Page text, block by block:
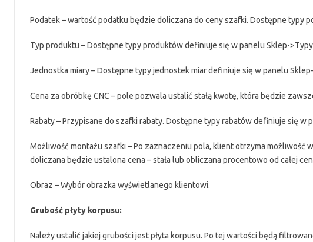
Podatek – wartość podatku będzie doliczana do ceny szafki. Dostępne typy
Typ produktu – Dostępne typy produktów definiuje się w panelu Sklep-
Jednostka miary – Dostępne typy jednostek miar definiuje się w panelu
Cena za obróbkę CNC – pole pozwala ustalić stałą kwotę, która będzie
Rabaty – Przypisane do szafki rabaty. Dostępne typy rabatów definiuje się w
Możliwość montażu szafki – Po zaznaczeniu pola, klient otrzyma
doliczana będzie ustalona cena – stała lub obliczana procentowo od całej
Obraz – Wybór obrazka wyświetlanego klientowi.
Grubość płyty korpusu:
Należy ustalić jakiej grubości jest płyta korpusu. Po tej wartości będą